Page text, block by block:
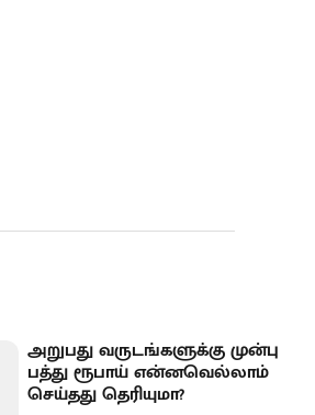
அறுபது வருடங்களுக்கு முன்பு
பத்து ரூபாய் என்னவெல்லாம்
செய்தது தெரியுமா?